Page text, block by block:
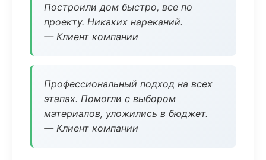
Построили дом быстро, все по
проекту. Никаких нареканий.
— Клиент компании
Профессиональный подход на всех
этапах. Помогли с выбором
материалов, уложились в бюджет.
— Клиент компании